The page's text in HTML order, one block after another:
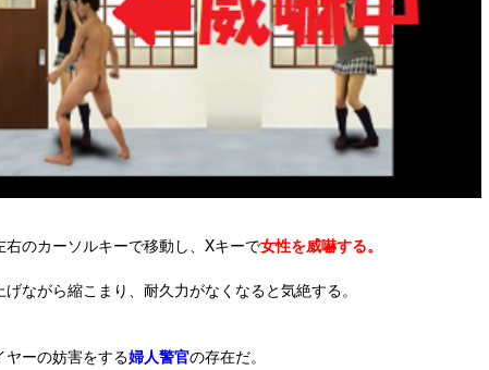
のカーソルキーで移動し、Xキーで女性を威嚇する。
ながら縮こまり、耐久力がなくなると気絶する。
ーの妨害をする婦人警官の存在だ。